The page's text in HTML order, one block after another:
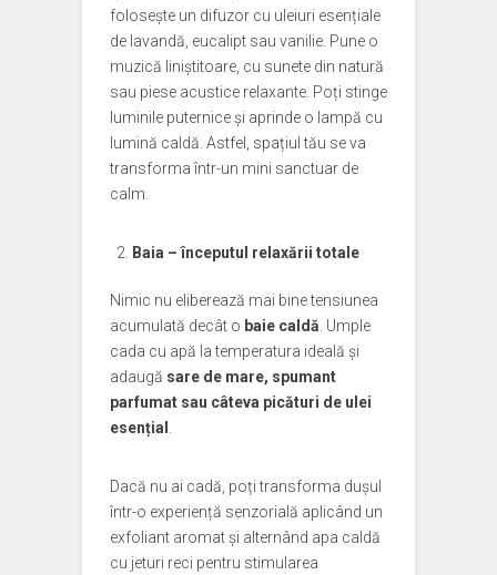
folosește un difuzor cu uleiuri esențiale
de lavandă, eucalipt sau vanilie. Pune o
muzică liniștitoare, cu sunete din natură
sau piese acustice relaxante. Poți stinge
luminile puternice și aprinde o lampă cu
lumină caldă. Astfel, spațiul tău se va
transforma într-un mini sanctuar de
calm.
Baia – începutul relaxării totale
Nimic nu eliberează mai bine tensiunea
acumulată decât o baie caldă . Umple
cada cu apă la temperatura ideală și
adaugă sare de mare, spumant
parfumat sau câteva picături de ulei
esențial
Dacă nu ai cadă, poți transforma dușul
într-o experiență senzorială aplicând un
exfoliant aromat și alternând apa caldă
cu jeturi reci pentru stimularea